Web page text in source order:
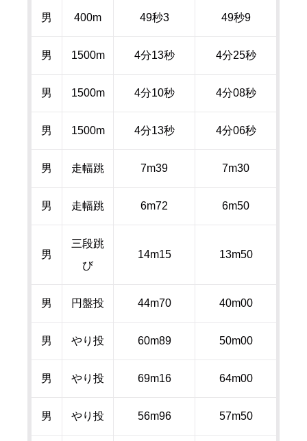
男 400m 49秒3 49秒9
男 1500m 4分13秒 4分25秒
男 1500m 4分10秒 4分08秒
男 1500m 4分13秒 4分06秒
男 走幅跳 7m39 7m30
男 走幅跳 6m72 6m50
男
三段跳
び
14m15 13m50
男 円盤投 44m70 40m00
男 やり投 60m89 50m00
男 やり投 69m16 64m00
男 やり投 56m96 57m50